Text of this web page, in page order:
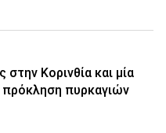
Κορινθία και μία
πρόκληση πυρκαγιών